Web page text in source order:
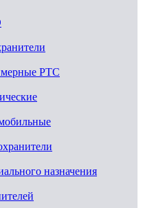
PTC
назначения